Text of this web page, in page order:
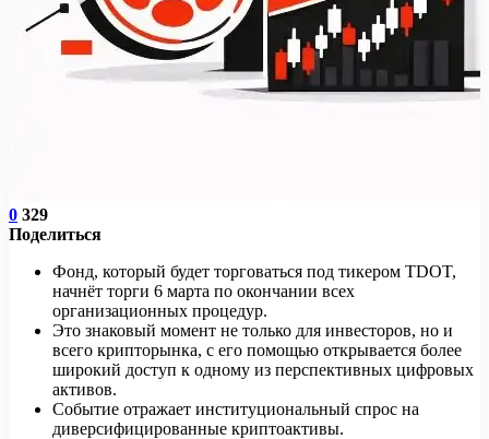
0 329
Поделиться
Фонд, который будет торговаться под тикером TDOT,
начнёт торги 6 марта по окончании всех
организационных процедур.
Это знаковый момент не только для инвесторов, но и
всего крипторынка, с его помощью открывается более
широкий доступ к одному из перспективных цифровых
активов.
Событие отражает институциональный спрос на
диверсифицированные криптоактивы.